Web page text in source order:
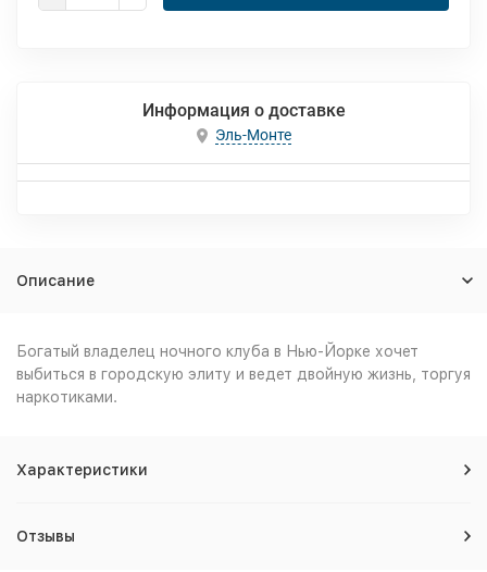
Информация о доставке
Эль-Монте
Описание
Богатый владелец ночного клуба в Нью-Йорке хочет
выбиться в городскую элиту и ведет двойную жизнь, торгуя
наркотиками.
Характеристики
Отзывы